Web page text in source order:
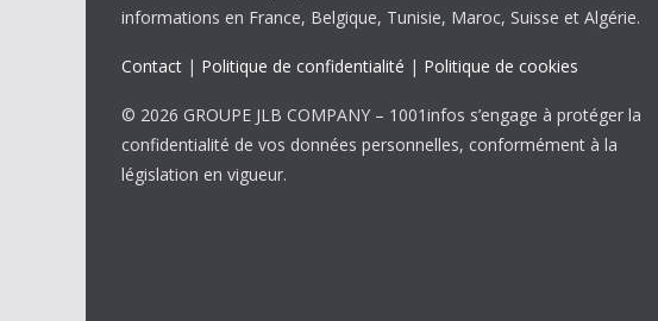
informations en France, Belgique, Tunisie, Maroc, Suisse et Algérie.
Contact | Politique de confidentialité | Politique de cookies
© 2026 GROUPE JLB COMPANY – 1001infos s’engage à protéger la
confidentialité de vos données personnelles, conformément à la
législation en vigueur.